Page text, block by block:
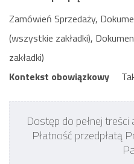
Zamówień Sprzedaży,
(wszystkie zakładki),
zakładki)
Kontekst obowiązkowy
Dostęp do pełnej
Płatność przedpłatą